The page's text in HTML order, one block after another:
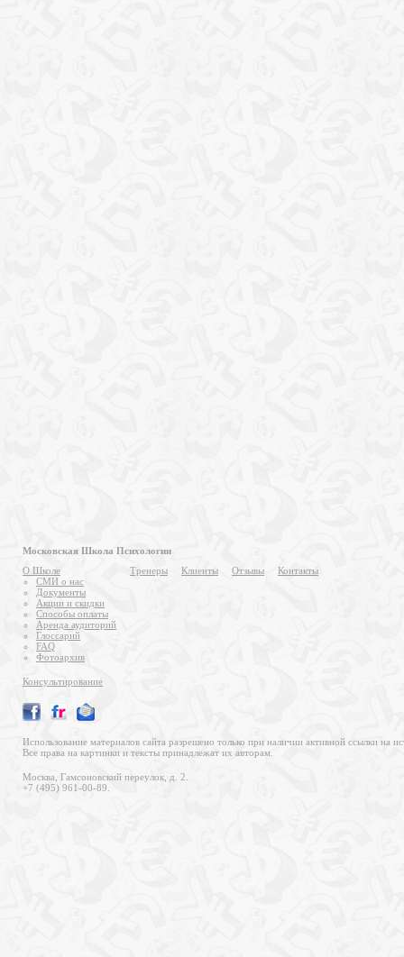
Московская Школа Психологии
О Школе
СМИ о нас
Документы
Акции и скидки
Способы оплаты
Аренда аудиторий
Глоссарий
FAQ
Фотоархив
Тренеры Клиенты Отзывы Контакты
Консультирование
Использование материалов сайта разрешено только при наличии активной ссылки на
Все права на картинки и тексты принадлежат их авторам.
Москва, Гамсоновский переулок, д. 2.
+7 (495) 961-00-89.